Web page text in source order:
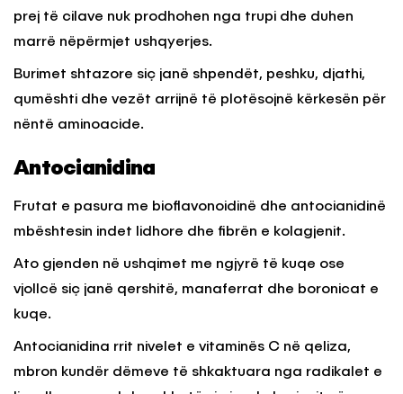
prej të cilave nuk prodhohen nga trupi dhe duhen
marrë nëpërmjet ushqyerjes.
Burimet shtazore siç janë shpendët, peshku, djathi,
qumështi dhe vezët arrijnë të plotësojnë kërkesën për
nëntë aminoacide.
Antocianidina
Frutat e pasura me bioflavonoidinë dhe antocianidinë
mbështesin indet lidhore dhe fibrën e kolagjenit.
Ato gjenden në ushqimet me ngjyrë të kuqe ose
vjollcë siç janë qershitë, manaferrat dhe boronicat e
kuqe.
Antocianidina rrit nivelet e vitaminës C në qeliza,
mbron kundër dëmeve të shkaktuara nga radikalet e